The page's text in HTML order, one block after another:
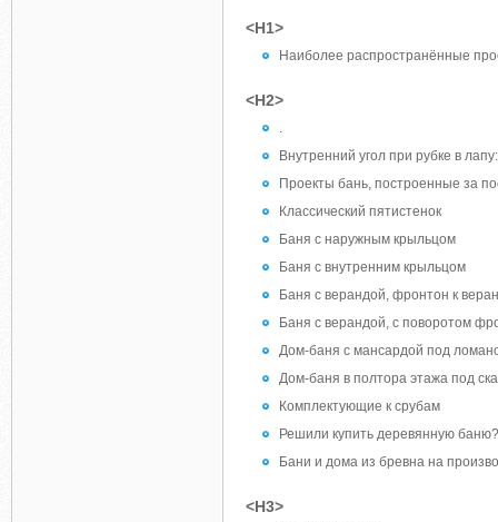
<H1>
Наиболее распространённые
<H2>
.
Внутренний угол при рубке в
Проекты бань, построенные за
Классический пятистенок
Баня с наружным крыльцом
Баня с внутренним крыльцом
Баня с верандой, фронтон к
Баня с верандой, с поворотом
Дом-баня с мансардой под
Дом-баня в полтора этажа под
Комплектующие к срубам
Решили купить деревянную
Бани и дома из бревна на
<H3>